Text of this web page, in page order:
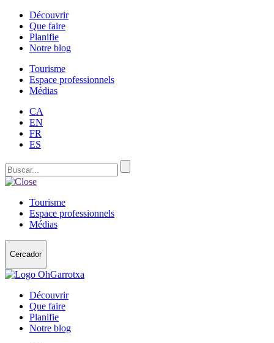
Découvrir
Que faire
Planifie
Notre blog
Tourisme
Espace professionnels
Médias
CA
EN
FR
ES
Tourisme
Espace professionnels
Médias
Cercador
Découvrir
Que faire
Planifie
Notre blog